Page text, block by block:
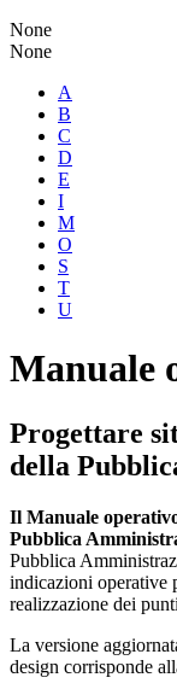
None
None
A
B
C
D
E
I
M
O
S
T
U
Manuale
Progettare
della
Il Manuale
Pubblica
Pubblica
indicazioni operative
realizzazione dei
La versione
design corrisponde